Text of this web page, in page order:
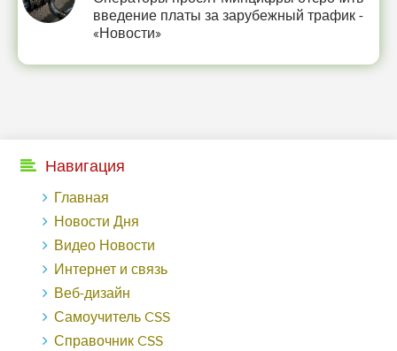
введение платы за зарубежный трафик -
«Новости»
Навигация
Главная
Новости Дня
Видео Новости
Интернет и связь
Веб-дизайн
Самоучитель CSS
Справочник CSS